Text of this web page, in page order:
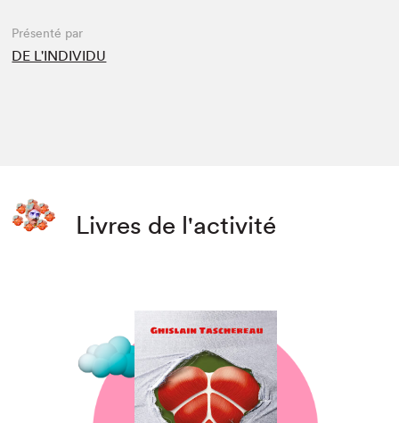
Présenté par
DE L'INDIVIDU
Livres de l'activité